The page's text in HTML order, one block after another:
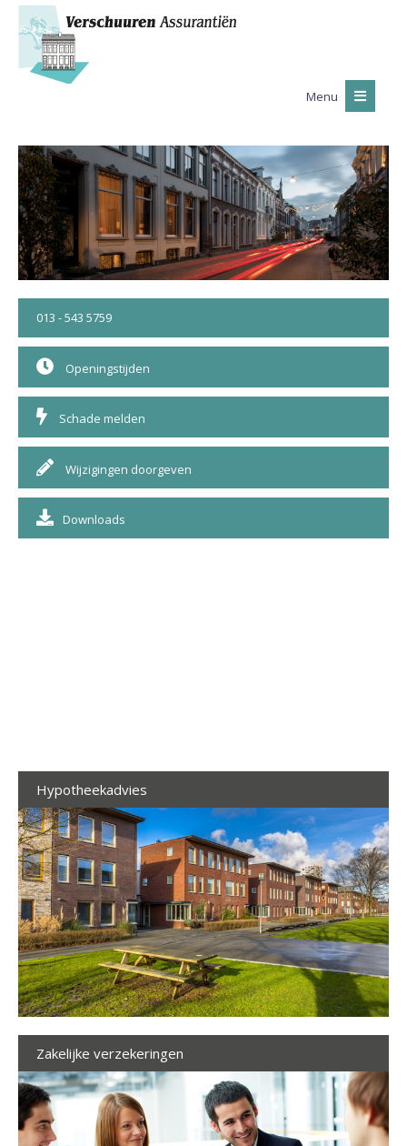
Menu
013 - 543 5759
Openingstijden
Schade melden
Wijzigingen doorgeven
Downloads
Hypotheekadvies
Zakelijke verzekeringen